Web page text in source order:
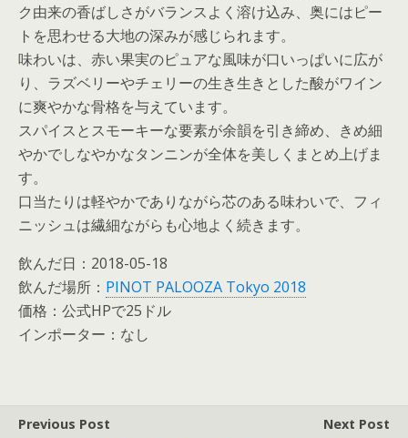
ク由来の香ばしさがバランスよく溶け込み、奥にはピー
トを思わせる大地の深みが感じられます。
味わいは、赤い果実のピュアな風味が口いっぱいに広が
り、ラズベリーやチェリーの生き生きとした酸がワイン
に爽やかな骨格を与えています。
スパイスとスモーキーな要素が余韻を引き締め、きめ細
やかでしなやかなタンニンが全体を美しくまとめ上げま
す。
口当たりは軽やかでありながら芯のある味わいで、フィ
ニッシュは繊細ながらも心地よく続きます。
飲んだ日：2018-05-18
飲んだ場所： PINOT PALOOZA Tokyo 2018
価格：公式HPで25ドル
インポーター：なし
Previous Post
Next Post